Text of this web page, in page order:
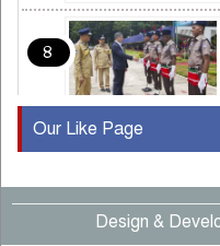
৪
৫
Our Like Page
Design &